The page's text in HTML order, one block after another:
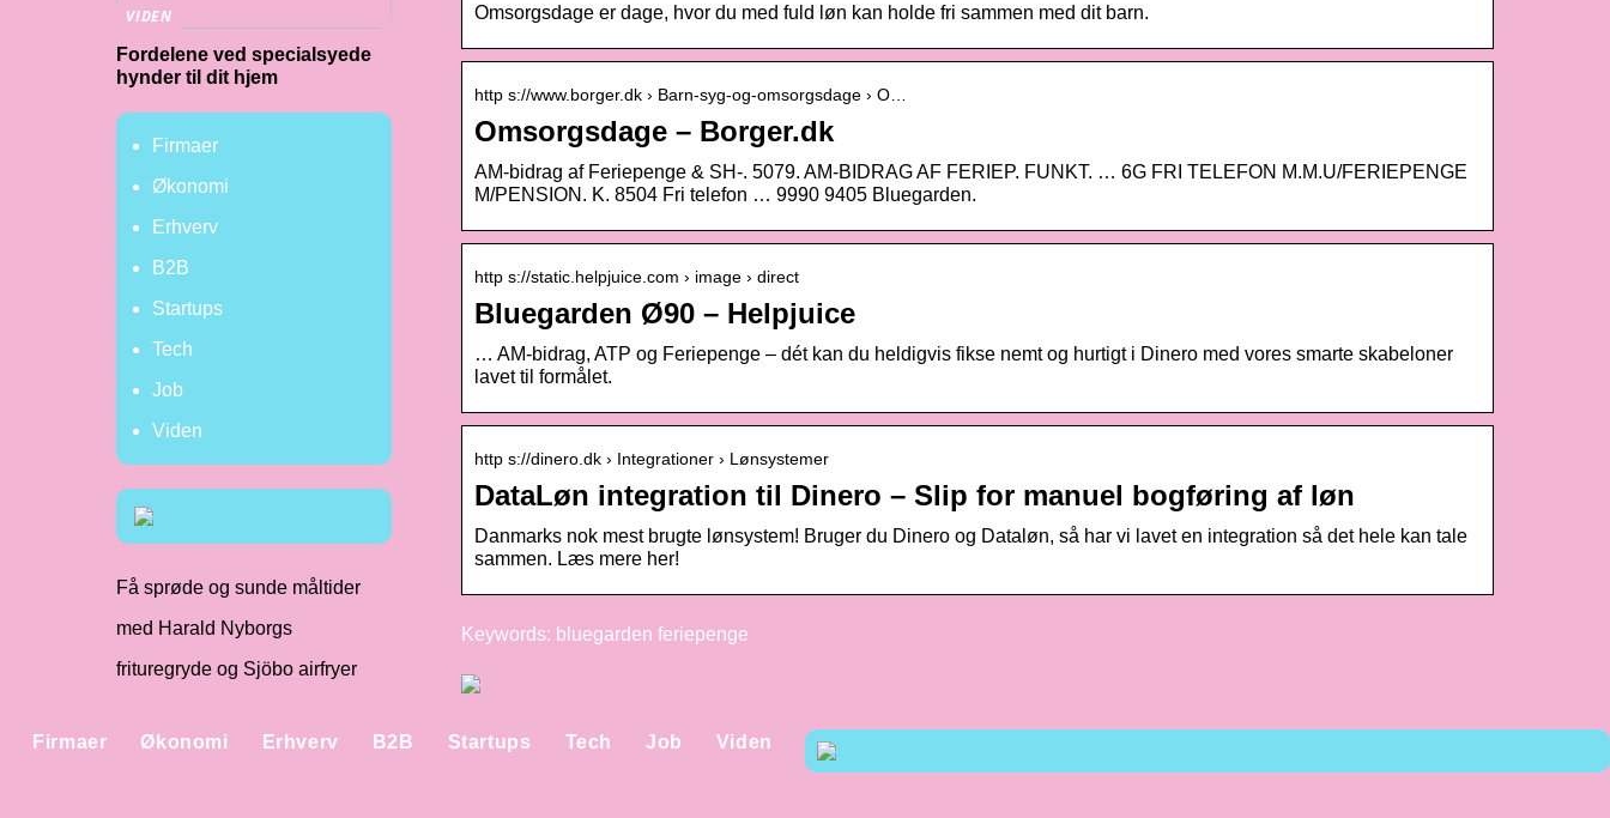
Omsorgsdage er dage, hvor du med fuld løn kan holde fri sammen med dit barn.
http s://www.borger.dk › Barn-syg-og-omsorgsdage › O…
Omsorgsdage – Borger.dk
AM-bidrag af Feriepenge & SH-. 5079. AM-BIDRAG AF FERIEP. FUNKT. … 6G FRI TELEFON M.M.U/FERIEPENGE
M/PENSION. K. 8504 Fri telefon … 9990 9405 Bluegarden.
http s://static.helpjuice.com › image › direct
Bluegarden Ø90 – Helpjuice
… AM-bidrag, ATP og Feriepenge – dét kan du heldigvis fikse nemt og hurtigt i Dinero med vores smarte skabeloner
lavet til formålet.
http s://dinero.dk › Integrationer › Lønsystemer
DataLøn integration til Dinero – Slip for manuel bogføring af løn
Danmarks nok mest brugte lønsystem! Bruger du Dinero og Dataløn, så har vi lavet en integration så det hele kan tale
sammen. Læs mere her!
Keywords: bluegarden feriepenge
VIDEN
Fordelene ved specialsyede
hynder til dit hjem
Firmaer
Økonomi
Erhverv
B2B
Startups
Tech
Job
Viden
Få sprøde og sunde måltider
med Harald Nyborgs
frituregryde og Sjöbo airfryer
Firmaer Økonomi Erhverv B2B Startups Tech Job Viden